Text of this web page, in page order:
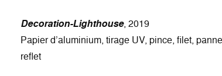
Decoration-Lighthouse, 2019
Papier d’aluminium, tirage UV, pince, filet,
reflet